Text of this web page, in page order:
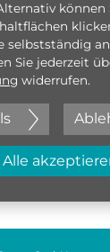
bewerben
können
selbstständig
Sie jederzeit
widerrufen.
Alle